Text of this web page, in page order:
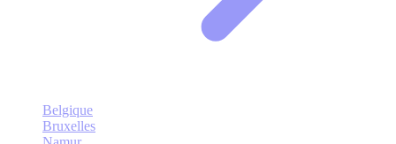
Belgique
Bruxelles